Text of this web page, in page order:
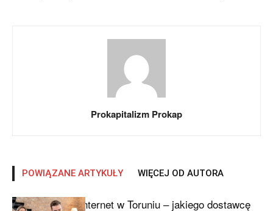
Prokapitalizm Prokap
POWIĄZANE ARTYKUŁY WIĘCEJ OD AUTORA
Internet w Toruniu – jakiego dostawcę